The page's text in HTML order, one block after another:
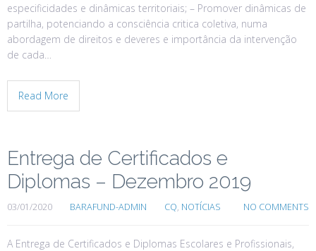
especificidades e dinâmicas territoriais; – Promover dinâmicas de
partilha, potenciando a consciência critica coletiva, numa
abordagem de direitos e deveres e importância da intervenção
de cada…
Read More
Entrega de Certificados e
Diplomas – Dezembro 2019
03/01/2020 BARAFUND-ADMIN CQ, NOTÍCIAS NO COMMENTS
A Entrega de Certificados e Diplomas Escolares e Profissionais,